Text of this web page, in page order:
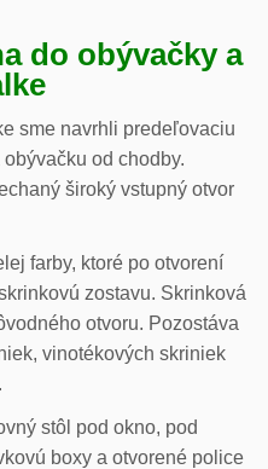
do obývačky a
sme navrhli predeľovaciu
od chodby.
široký vstupný otvor
farby, ktoré po otvorení
zostavu. Skrinková
otvoru. Pozostáva
vinotékových skriniek
stôl pod okno, pod
boxy a otvorené police